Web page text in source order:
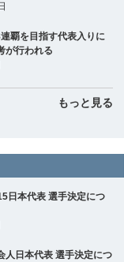
覇を目指す代表入りに
が行われる
もっと見る
日本代表 選手決定につ
人日本代表 選手決定につ